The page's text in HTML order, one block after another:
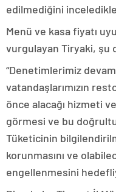
edilmediğini
Menü ve kasa fiyatı
vurgulayan Tiryaki, şu
“Denetimlerimiz
vatandaşlarımızın
önce alacağı hizmeti
görmesi ve bu
Tüketicinin
korunmasını ve
engellenmesini